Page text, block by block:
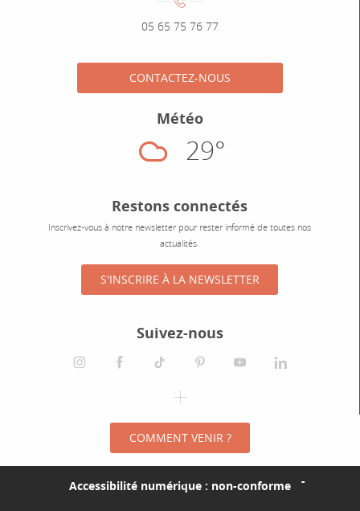
Numéro de téléphone :
05 65 75 76 77
CONTACTEZ-NOUS
Météo
Nuageux
29°
Restons connectés
Inscrivez-vous à notre newsletter pour rester informé de toutes nos
actualités.
S'INSCRIRE À LA NEWSLETTER
Suivez-nous
instagramfacebooktiktok pinterestyoutube
COMMENT VENIR ?
Accessibilité numérique : non-conforme